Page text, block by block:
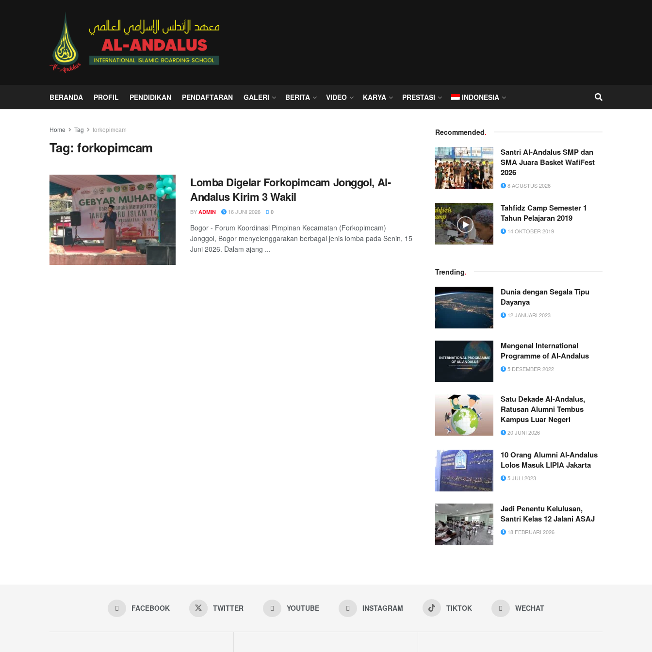
BERANDA PROFIL PENDIDIKAN PENDAFTARAN GALERI BERITA VIDEO KARYA PRESTASI INDONESIA
Home Tag forkopimcam
Tag:forkopimcam
Lomba Digelar Forkopimcam Jonggol, Al-
Andalus Kirim 3 Wakil
BY ADMIN 16 JUNI 2026 0
Bogor - Forum Koordinasi Pimpinan Kecamatan (Forkopimcam)
Jonggol, Bogor menyelenggarakan berbagai jenis lomba pada Senin, 15
Juni 2026. Dalam ajang ...
Recommended.
Santri Al-Andalus SMP dan
SMA Juara Basket WafiFest
2026
8 AGUSTUS 2026
Tahfidz Camp Semester 1
Tahun Pelajaran 2019
14 OKTOBER 2019
Trending.
Dunia dengan Segala Tipu
Dayanya
12 JANUARI 2023
Mengenal International
Programme of Al-Andalus
5 DESEMBER 2022
Satu Dekade Al-Andalus,
Ratusan Alumni Tembus
Kampus Luar Negeri
20 JUNI 2026
10 Orang Alumni Al-Andalus
Lolos Masuk LIPIA Jakarta
5 JULI 2023
Jadi Penentu Kelulusan,
Santri Kelas 12 Jalani ASAJ
18 FEBRUARI 2026
FACEBOOK TWITTER YOUTUBE INSTAGRAM TIKTOK WECHAT